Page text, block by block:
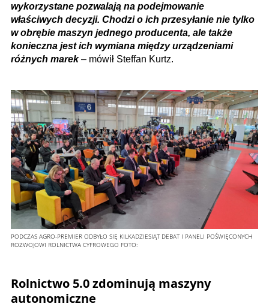
wykorzystane pozwalają na podejmowanie
właściwych decyzji. Chodzi o ich przesyłanie nie tylko
w obrębie maszyn jednego producenta, ale także
konieczna jest ich wymiana między urządzeniami
różnych marek– mówił Steffan Kurtz.
PODCZAS AGRO-PREMIER ODBYŁO SIĘ KILKADZIESIĄT DEBAT I PANELI POŚWIĘCONYCH
ROZWOJOWI ROLNICTWA CYFROWEGO FOTO:
Rolnictwo 5.0 zdominują maszyny
autonomiczne